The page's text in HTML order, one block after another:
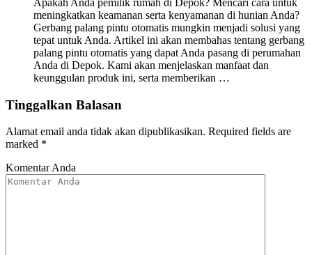
Apakah Anda pemilik rumah di Depok? Mencari cara untuk
meningkatkan keamanan serta kenyamanan di hunian Anda?
Gerbang palang pintu otomatis mungkin menjadi solusi yang
tepat untuk Anda. Artikel ini akan membahas tentang gerbang
palang pintu otomatis yang dapat Anda pasang di perumahan
Anda di Depok. Kami akan menjelaskan manfaat dan
keunggulan produk ini, serta memberikan …
Tinggalkan Balasan
Alamat email anda tidak akan dipublikasikan. Required fields are
marked *
Komentar Anda